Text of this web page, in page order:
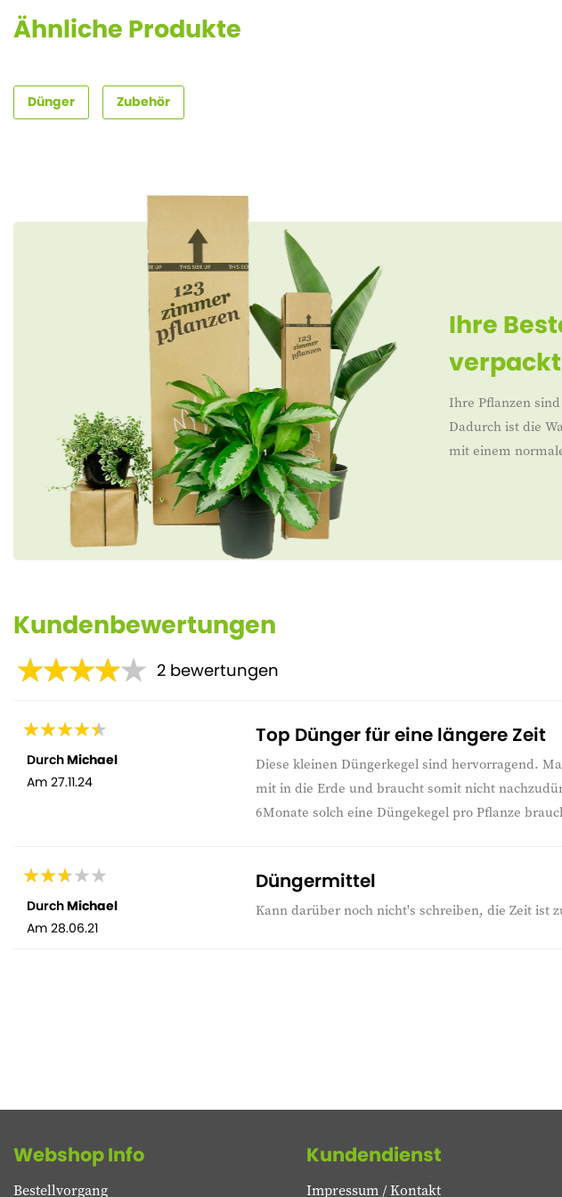
Ähnliche Produkte
Dünger Zubehör
Ihre
verpackt
Ihre Pflanzen
Dadurch ist die
mit einem
Kundenbewertungen
2 bewertungen
DurchMichael
Am 27.11.24
Top Dünger für eine längere Zeit
Diese kleinen Düngerkegel sind hervorragend.
mit in die Erde und braucht somit nicht
6Monate solch eine Düngekegel pro Pflanze
DurchMichael
Am 28.06.21
Düngermittel
Kann darüber noch nicht's schreiben, die Zeit ist
Webshop Info
Bestellvorgang
Kundendienst
Impressum / Kontakt